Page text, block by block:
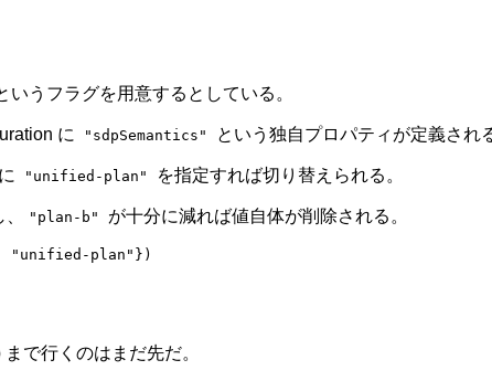
うフラグを用意するとしている。
に "sdpSemantics" という独自プロパティが定義され
"unified-plan" を指定すれば切り替えられる。
"plan-b" が十分に減れば値自体が削除される。
"unified-plan" })
で行くのはまだ先だ。